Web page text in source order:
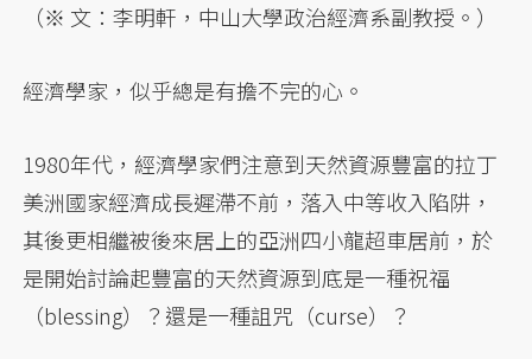
（※ 文：李明軒，中山大學政治經濟系副教授。）
經濟學家，似乎總是有擔不完的心。
1980年代，經濟學家們注意到天然資源豐富的拉丁
美洲國家經濟成長遲滯不前，落入中等收入陷阱，
其後更相繼被後來居上的亞洲四小龍超車居前，於
是開始討論起豐富的天然資源到底是一種祝福
（blessing）？還是一種詛咒（curse）？